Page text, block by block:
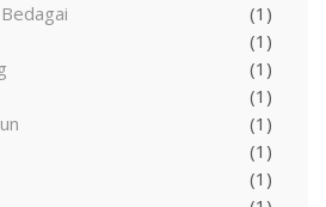
(1)
(1)
(1)
(1)
(1)
(1)
(1)